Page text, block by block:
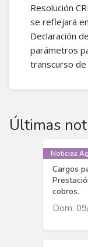
Resolución
se reflejará
Declaración
parámetros
transcurso
Últimas
Noticias
Cargos
cobros.
Dom,